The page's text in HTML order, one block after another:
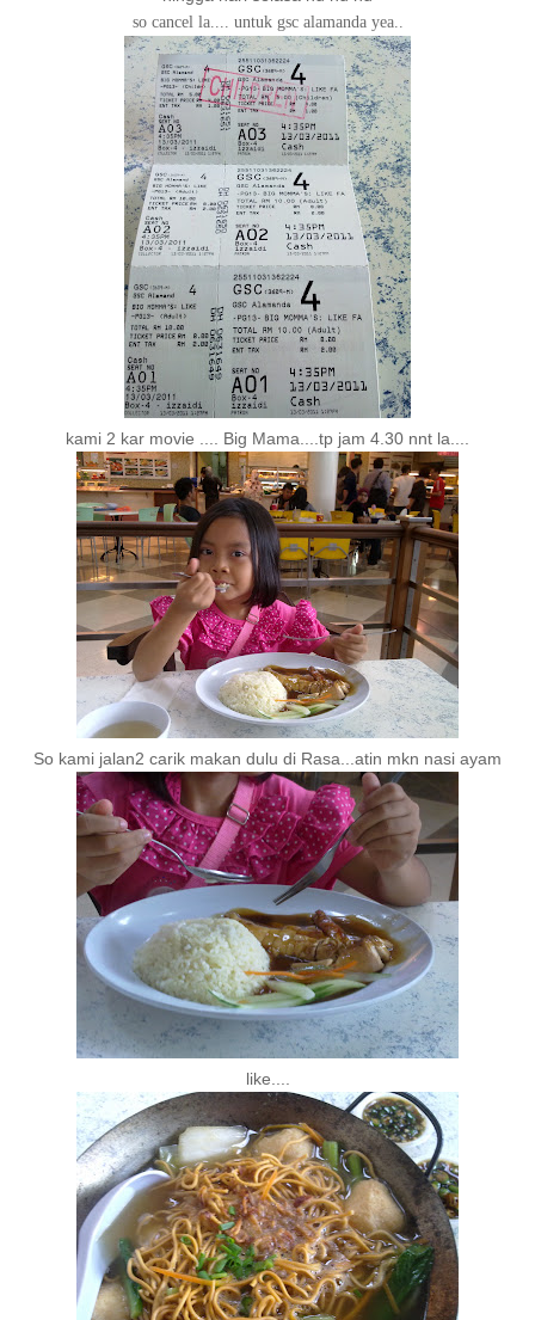
so cancel la.... untuk gsc alamanda yea..
kami 2 kar movie .... Big Mama....tp jam 4.30 nnt la....
So kami jalan2 carik makan dulu di Rasa...atin mkn nasi ayam
like....